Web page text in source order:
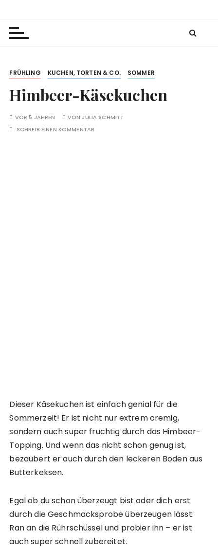
FRÜHLING KUCHEN, TORTEN & CO. SOMMER
Himbeer-Käsekuchen
VOR 5 JAHREN VON JULIA SCHMITT
SCHREIB EINEN KOMMENTAR
Dieser Käsekuchen ist einfach genial für die
Sommerzeit! Er ist nicht nur extrem cremig,
sondern auch super fruchtig durch das Himbeer-
Topping. Und wenn das nicht schon genug ist,
bezaubert er auch durch den leckeren Boden aus
Butterkeksen.
Egal ob du schon überzeugt bist oder dich erst
durch die Geschmacksprobe überzeugen lässt:
Ran an die Rührschüssel und probier ihn – er ist
auch super schnell zubereitet.